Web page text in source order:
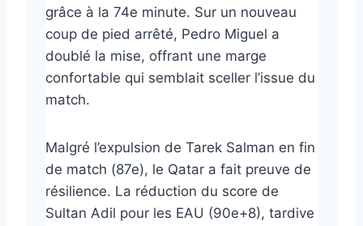
grâce à la 74e minute. Sur un nouveau
coup de pied arrêté, Pedro Miguel a
doublé la mise, offrant une marge
confortable qui semblait sceller l’issue du
match.
Malgré l’expulsion de Tarek Salman en fin
de match (87e), le Qatar a fait preuve de
résilience. La réduction du score de
Sultan Adil pour les EAU (90e+8), tardive